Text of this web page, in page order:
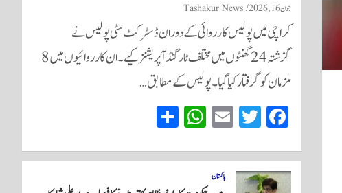
جون 16, 2026 Tashakur News
کراچی میں پولیس کارروائی کے دوران ڈسٹرکٹ سٹی پولیس نے
گزشتہ 24 گھنٹوں میں مختلف ٹارگٹڈ آپریشنز کیے۔ ان کارروائیوں میں 8
ملزمان کو گرفتار کیا گیا۔ پولیس کے مطابق…
Fa
ce
bo
ok
T
wi
tte
r
E
m
ail
W
ha
ts
A
re
پاکستان